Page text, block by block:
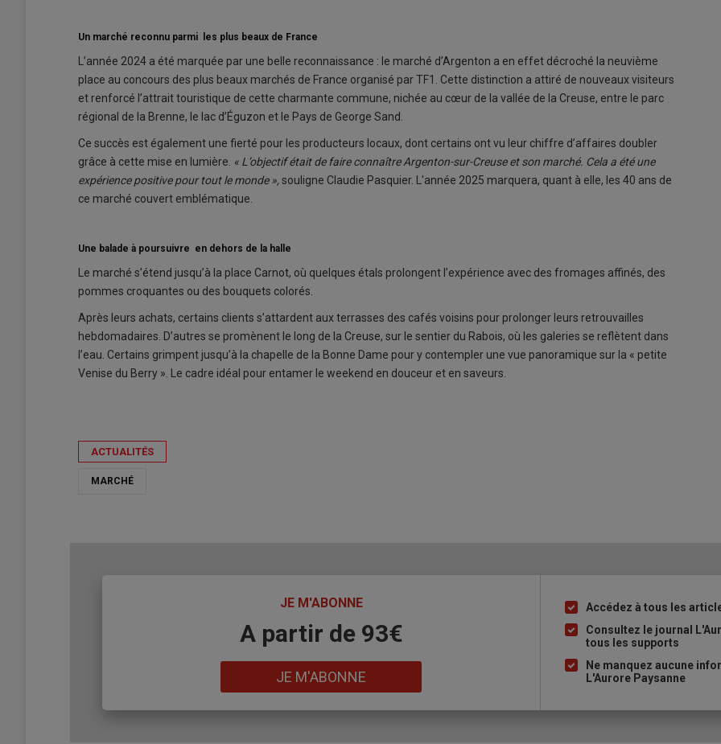
Un marché reconnu parmi les plus beaux de France
L’année 2024 a été marquée par une belle reconnaissance : le marché d’Argenton a en effet décroché la neuvième
place au concours des plus beaux marchés de France organisé par TF1. Cette distinction a attiré de nouveaux visiteurs
et renforcé l’attrait touristique de cette charmante commune, nichée au cœur de la vallée de la Creuse, entre le parc
régional de la Brenne, le lac d’Éguzon et le Pays de George Sand.
Ce succès est également une fierté pour les producteurs locaux, dont certains ont vu leur chiffre d’affaires doubler
grâce à cette mise en lumière. « L’objectif était de faire connaître Argenton-sur-Creuse et son marché. Cela a été une
expérience positive pour tout le monde », souligne Claudie Pasquier. L'année 2025 marquera, quant à elle, les 40 ans de
ce marché couvert emblématique.
Une balade à poursuivre en dehors de la halle
Le marché s’étend jusqu’à la place Carnot, où quelques étals prolongent l’expérience avec des fromages affinés, des
pommes croquantes ou des bouquets colorés.
Après leurs achats, certains clients s’attardent aux terrasses des cafés voisins pour prolonger leurs retrouvailles
hebdomadaires. D’autres se promènent le long de la Creuse, sur le sentier du Rabois, où les galeries se reflètent dans
l’eau. Certains grimpent jusqu’à la chapelle de la Bonne Dame pour y contempler une vue panoramique sur la « petite
Venise du Berry ». Le cadre idéal pour entamer le weekend en douceur et en saveurs.
ACTUALITÉS
MARCHÉ
JE M'ABONNE
A partir de 93€
JE M'ABONNE
Liste
à
puce
Accédez à tous les
Consultez le journal
tous les supports
Ne manquez aucune
L'Aurore Paysanne